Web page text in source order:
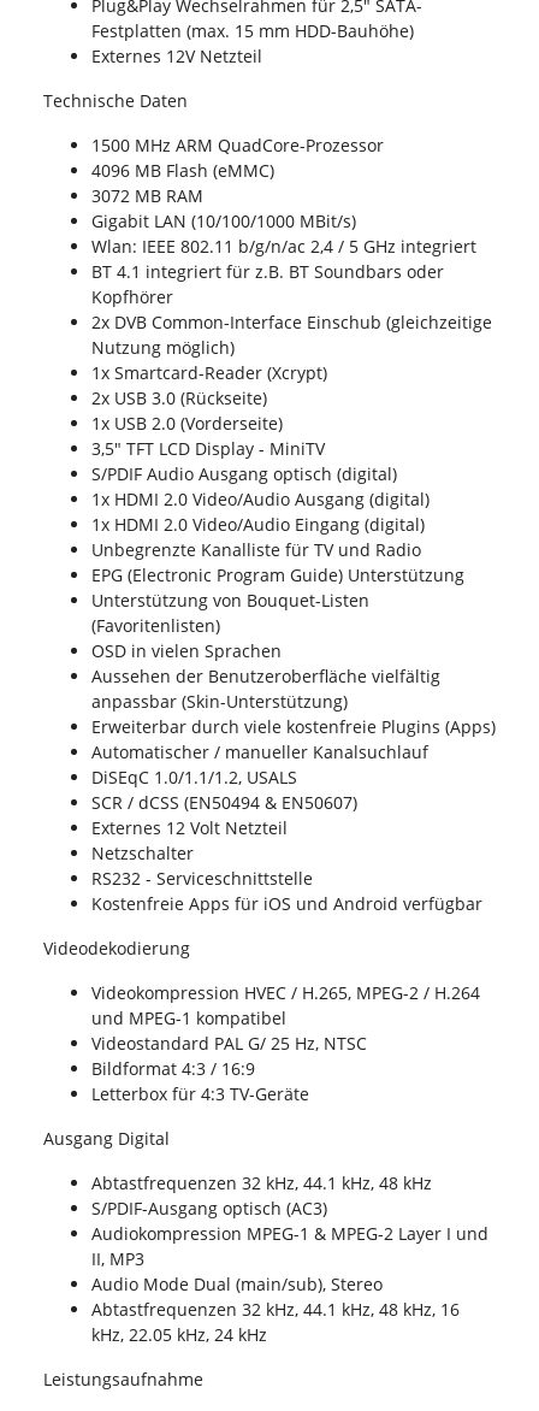
Plug&Play Wechselrahmen für 2,5" SATA-
Festplatten (max. 15 mm HDD-Bauhöhe)
Externes 12V Netzteil
Technische Daten
1500 MHz ARM QuadCore-Prozessor
4096 MB Flash (eMMC)
3072 MB RAM
Gigabit LAN (10/100/1000 MBit/s)
Wlan: IEEE 802.11 b/g/n/ac 2,4 / 5 GHz integriert
BT 4.1 integriert für z.B. BT Soundbars oder
Kopfhörer
2x DVB Common-Interface Einschub (gleichzeitige
Nutzung möglich)
1x Smartcard-Reader (Xcrypt)
2x USB 3.0 (Rückseite)
1x USB 2.0 (Vorderseite)
3,5" TFT LCD Display - MiniTV
S/PDIF Audio Ausgang optisch (digital)
1x HDMI 2.0 Video/Audio Ausgang (digital)
1x HDMI 2.0 Video/Audio Eingang (digital)
Unbegrenzte Kanalliste für TV und Radio
EPG (Electronic Program Guide) Unterstützung
Unterstützung von Bouquet-Listen
(Favoritenlisten)
OSD in vielen Sprachen
Aussehen der Benutzeroberfläche vielfältig
anpassbar (Skin-Unterstützung)
Erweiterbar durch viele kostenfreie Plugins (Apps)
Automatischer / manueller Kanalsuchlauf
DiSEqC 1.0/1.1/1.2, USALS
SCR / dCSS (EN50494 & EN50607)
Externes 12 Volt Netzteil
Netzschalter
RS232 - Serviceschnittstelle
Kostenfreie Apps für iOS und Android verfügbar
Videodekodierung
Videokompression HVEC / H.265, MPEG-2 / H.264
und MPEG-1 kompatibel
Videostandard PAL G/ 25 Hz, NTSC
Bildformat 4:3 / 16:9
Letterbox für 4:3 TV-Geräte
Ausgang Digital
Abtastfrequenzen 32 kHz, 44.1 kHz, 48 kHz
S/PDIF-Ausgang optisch (AC3)
Audiokompression MPEG-1 & MPEG-2 Layer I und
II, MP3
Audio Mode Dual (main/sub), Stereo
Abtastfrequenzen 32 kHz, 44.1 kHz, 48 kHz, 16
kHz, 22.05 kHz, 24 kHz
Leistungsaufnahme